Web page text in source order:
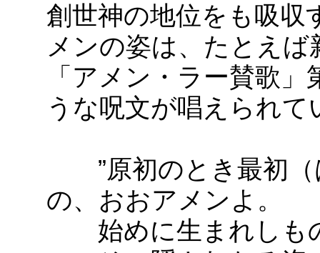
創世神の地位をも吸収
メンの姿は、たとえ
「アメン・ラー賛歌
うな呪文が唱えられて
”原初のとき最初（
の、おおアメンよ。
始めに生まれしも